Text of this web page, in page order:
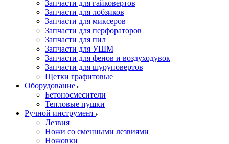
Запчасти для гайковертов
Запчасти для лобзиков
Запчасти для миксеров
Запчасти для перфораторов
Запчасти для пил
Запчасти для УШМ
Запчасти для фенов и воздуходувок
Запчасти для шуруповертов
Щетки графитовые
Оборудование
Бетоносмесители
Тепловые пушки
Ручной инструмент
Лезвия
Ножи со сменными лезвиями
Ножовки